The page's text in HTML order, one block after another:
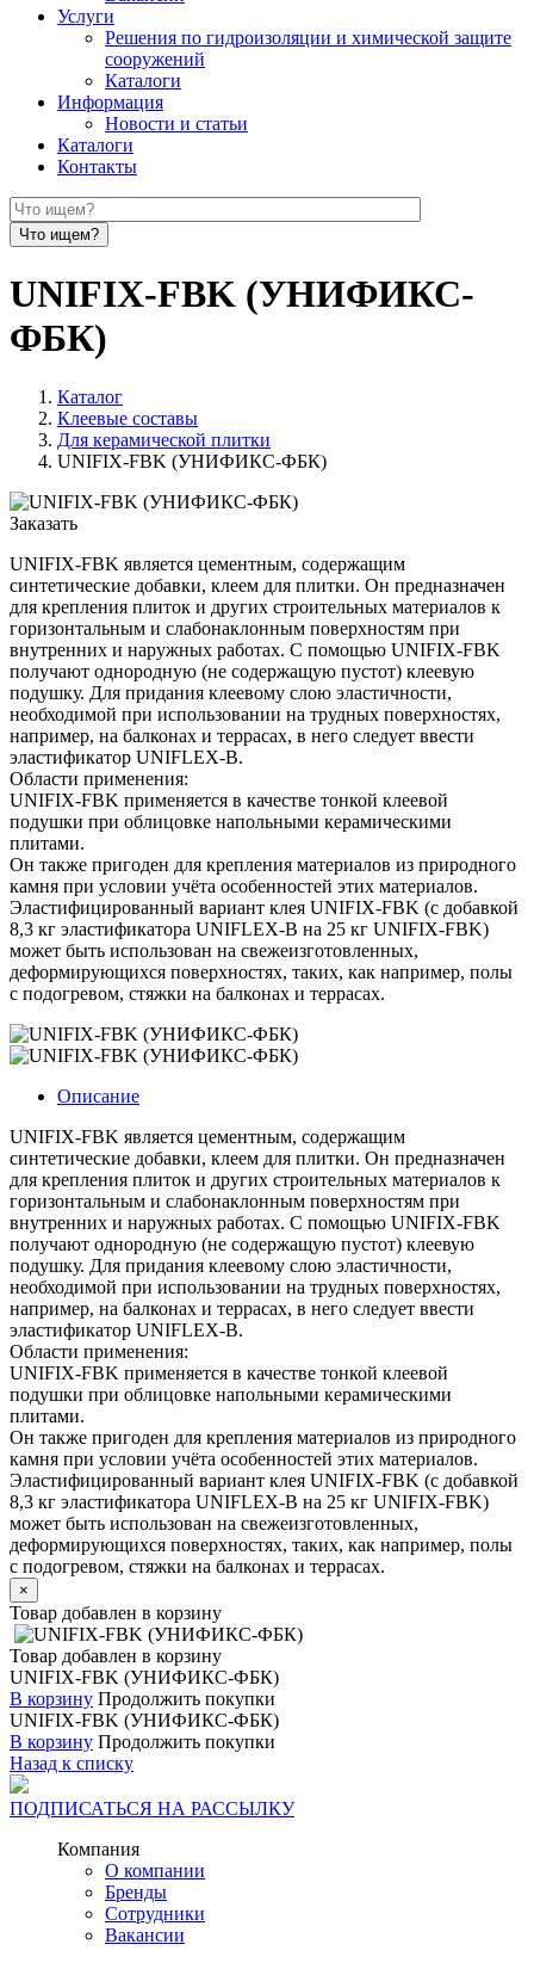
Услуги
Решения по гидроизоляции и химической защите
сооружений
Каталоги
Информация
Новости и статьи
Каталоги
Контакты
UNIFIX-FBK (УНИФИКС-
ФБК)
Каталог
Клеевые составы
Для керамической плитки
UNIFIX-FBK (УНИФИКС-ФБК)
Заказать
UNIFIX-FBK является цементным, содержащим
синтетические добавки, клеем для плитки. Он предназначен
для крепления плиток и других строительных материалов к
горизонтальным и слабонаклонным поверхностям при
внутренних и наружных работах. С помощью UNIFIX-FBK
получают однородную (не содержащую пустот) клеевую
подушку. Для придания клеевому слою эластичности,
необходимой при использовании на трудных поверхностях,
например, на балконах и террасах, в него следует ввести
эластификатор UNIFLEX-B.
Области применения:
UNIFIX-FBK применяется в качестве тонкой клеевой
подушки при облицовке напольными керамическими
плитами.
Он также пригоден для крепления материалов из природного
камня при условии учёта особенностей этих материалов.
Эластифицированный вариант клея UNIFIX-FBK (с добавкой
8,3 кг эластификатора UNIFLEX-B на 25 кг UNIFIX-FBK)
может быть использован на свежеизготовленных,
деформирующихся поверхностях, таких, как например, полы
с подогревом, стяжки на балконах и террасах.
Описание
UNIFIX-FBK является цементным, содержащим
синтетические добавки, клеем для плитки. Он предназначен
для крепления плиток и других строительных материалов к
горизонтальным и слабонаклонным поверхностям при
внутренних и наружных работах. С помощью UNIFIX-FBK
получают однородную (не содержащую пустот) клеевую
подушку. Для придания клеевому слою эластичности,
необходимой при использовании на трудных поверхностях,
например, на балконах и террасах, в него следует ввести
эластификатор UNIFLEX-B.
Области применения:
UNIFIX-FBK применяется в качестве тонкой клеевой
подушки при облицовке напольными керамическими
плитами.
Он также пригоден для крепления материалов из природного
камня при условии учёта особенностей этих материалов.
Эластифицированный вариант клея UNIFIX-FBK (с добавкой
8,3 кг эластификатора UNIFLEX-B на 25 кг UNIFIX-FBK)
может быть использован на свежеизготовленных,
деформирующихся поверхностях, таких, как например, полы
с подогревом, стяжки на балконах и террасах.
×
Товар добавлен в корзину
Товар добавлен в корзину
UNIFIX-FBK (УНИФИКС-ФБК)
В корзину Продолжить покупки
UNIFIX-FBK (УНИФИКС-ФБК)
В корзину Продолжить покупки
Назад к списку
ПОДПИСАТЬСЯ НА РАССЫЛКУ
Компания
О компании
Бренды
Сотрудники
Вакансии